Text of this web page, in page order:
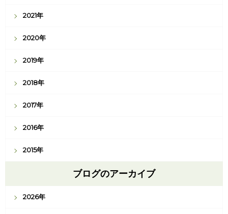
2021年
2020年
2019年
2018年
2017年
2016年
2015年
ブログのアーカイブ
2026年